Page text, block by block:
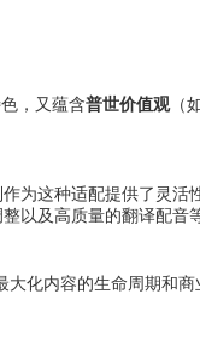
，又蕴含普世价值观（
作为这种适配提供了灵活
以及高质量的翻译配音
大化内容的生命周期和